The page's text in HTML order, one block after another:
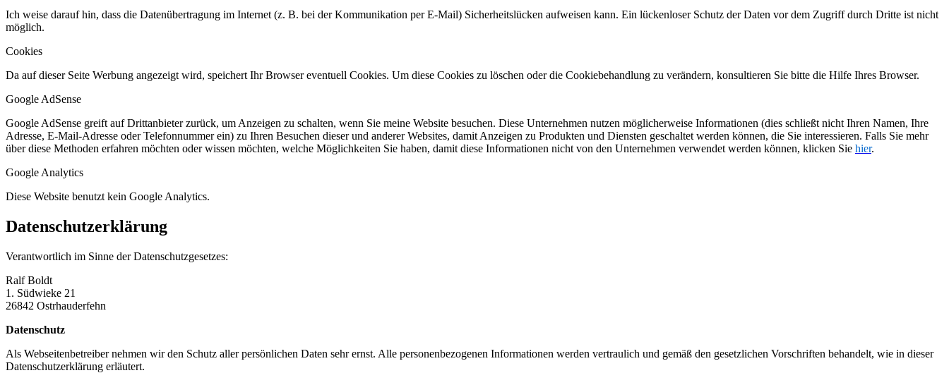
Ich weise darauf hin, dass die Datenübertragung im Internet (z. B. bei der Kommunikation per E-Mail) Sicherheitslücken aufweisen kann. Ein lückenloser Schutz der Daten vor dem Zugriff durch Dritte ist nicht
möglich.
Cookies
Da auf dieser Seite Werbung angezeigt wird, speichert Ihr Browser eventuell Cookies. Um diese Cookies zu löschen oder die Cookiebehandlung zu verändern, konsultieren Sie bitte die Hilfe Ihres Browser.
Google AdSense
Google AdSense greift auf Drittanbieter zurück, um Anzeigen zu schalten, wenn Sie meine Website besuchen. Diese Unternehmen nutzen möglicherweise Informationen (dies schließt nicht Ihren Namen, Ihre
Adresse, E-Mail-Adresse oder Telefonnummer ein) zu Ihren Besuchen dieser und anderer Websites, damit Anzeigen zu Produkten und Diensten geschaltet werden können, die Sie interessieren. Falls Sie mehr
über diese Methoden erfahren möchten oder wissen möchten, welche Möglichkeiten Sie haben, damit diese Informationen nicht von den Unternehmen verwendet werden können, klicken Sie hier.
Google Analytics
Diese Website benutzt kein Google Analytics.
Datenschutzerklärung
Verantwortlich im Sinne der Datenschutzgesetzes:
Ralf Boldt
1. Südwieke 21
26842 Ostrhauderfehn
Datenschutz
Als Webseitenbetreiber nehmen wir den Schutz aller persönlichen Daten sehr ernst. Alle personenbezogenen Informationen werden vertraulich und gemäß den gesetzlichen Vorschriften behandelt, wie in dieser
Datenschutzerklärung erläutert.